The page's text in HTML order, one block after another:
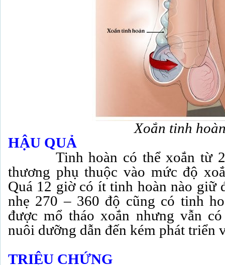
Xoắn tinh
HẬU QUẢ
Tinh hoàn có thể xoắn từ
thương phụ thuộc vào mức độ
Quá 12 giờ có ít tinh hoàn nào giữ
nhẹ 270 – 360 độ cũng có tinh
được mổ tháo xoắn nhưng vẫn
nuôi dưỡng dẫn đến kém phát triển
TRIỆU CHỨNG